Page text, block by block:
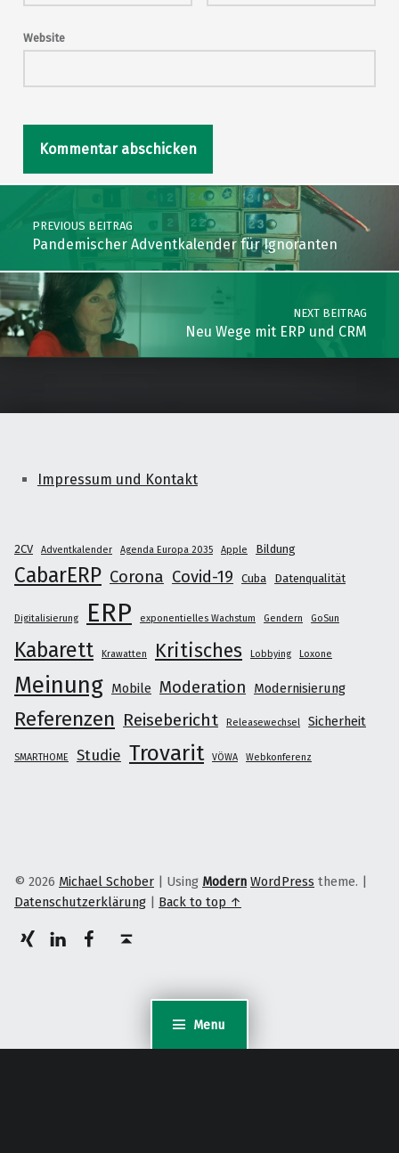
Menu
Website
Post navigation
PREVIOUS BEITRAG
Pandemischer Adventkalender für Ignoranten
NEXT BEITRAG
Neu Wege mit ERP und CRM
Impressum und Kontakt
2CV Adventkalender Agenda Europa 2035 Apple Bildung
CabarERP Corona Covid-19 Cuba Datenqualität
Digitalisierung ERP exponentielles Wachstum Gendern GoSun
Kabarett Krawatten Kritisches Lobbying Loxone
Meinung Mobile Moderation Modernisierung
Referenzen Reisebericht Releasewechsel Sicherheit
SMARTHOME Studie Trovarit VÖWA Webkonferenz
© 2026 Michael Schober | Using Modern WordPress theme. |
Datenschutzerklärung | Back to top ↑